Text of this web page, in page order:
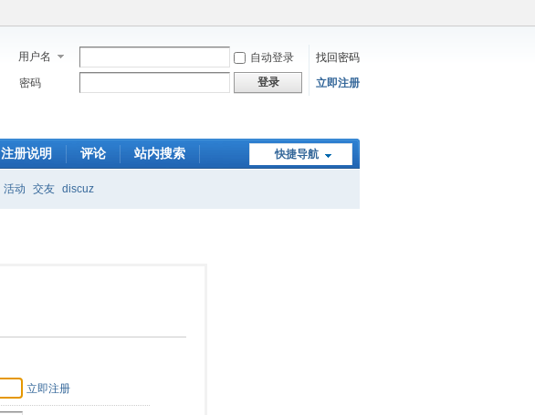
用户名 自动登录
找回密码
密码
登录 立即注册
快捷导航
注册说明 评论
站内搜索
活动 交友 discuz
立即注册